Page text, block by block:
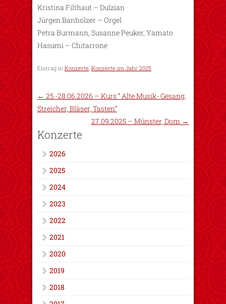
Kristina Filthaut – Dulzian
Jürgen Banholzer – Orgel
Petra Burmann, Susanne Peuker, Yamato
Hasumi – Chitarrone
Eintrag in Konzerte, Konzerte im Jahr 2025.
← 25.-28.06.2026 – Kurs “ Alte Musik- Gesang,
Streicher, Bläser, Tasten“
27.09.2025 – Münster, Dom →
Konzerte
2026
2025
2024
2023
2022
2021
2020
2019
2018